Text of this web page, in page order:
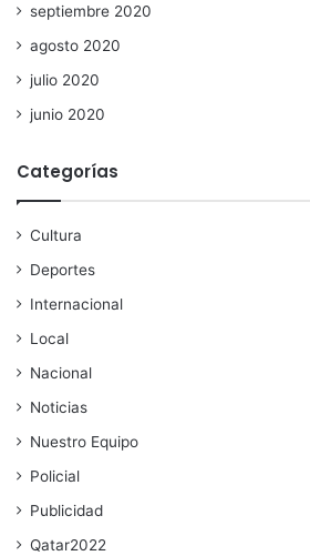
septiembre 2020
agosto 2020
julio 2020
junio 2020
Categorías
Cultura
Deportes
Internacional
Local
Nacional
Noticias
Nuestro Equipo
Policial
Publicidad
Qatar2022